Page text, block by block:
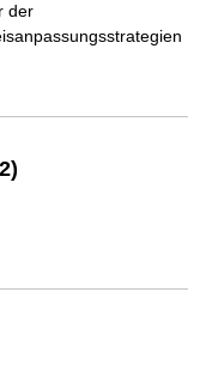
der